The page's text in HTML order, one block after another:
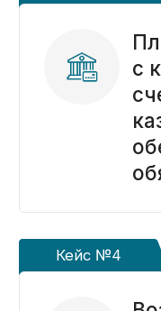
Наши публикации
в онлайн-
Все